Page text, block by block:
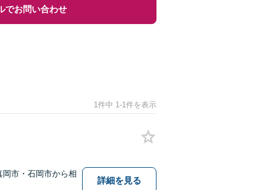
でお問い合わせ
1件中 1-1件を表示
岡市・石岡市から相
詳細を見る